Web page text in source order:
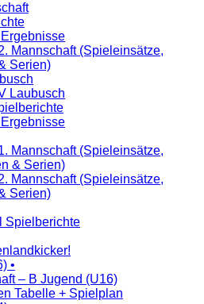
Mannschaft (Spieleinsätze,
Serien)
Laubusch
Mannschaft (Spieleinsätze,
& Serien)
Mannschaft (Spieleinsätze,
Serien)
Spielberichte
•
– B Jugend (U16)
Tabelle + Spielplan